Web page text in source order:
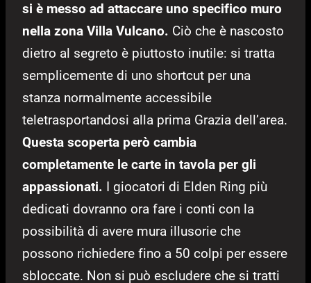
si è messo ad attaccare uno specifico muro
nella zona Villa Vulcano. Ciò che è nascosto
dietro al segreto è piuttosto inutile: si tratta
semplicemente di uno shortcut per una
stanza normalmente accessibile
teletrasportandosi alla prima Grazia dell’area.
Questa scoperta però cambia
completamente le carte in tavola per gli
appassionati. I giocatori di Elden Ring più
dedicati dovranno ora fare i conti con la
possibilità di avere mura illusorie che
possono richiedere fino a 50 colpi per essere
sbloccate. Non si può escludere che si tratti